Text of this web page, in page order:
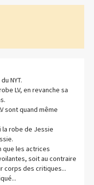
NYT.
LV, en revanche sa
sont quand même
la robe de Jessie
que les actrices
soit au contraire
corps des critiques...